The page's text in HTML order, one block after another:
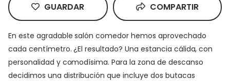
GUARDAR COMPARTIR
En este agradable salón comedor hemos aprovechado
cada centímetro. ¿El resultado? Una estancia cálida, con
personalidad y comodísima. Para la zona de descanso
decidimos una distribución que incluye dos butacas